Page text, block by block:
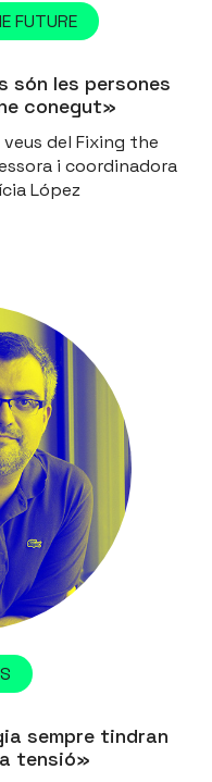
FUTURE
són les persones
conegut»
del Fixing the
i coordinadora
López
sempre tindran
tensió»